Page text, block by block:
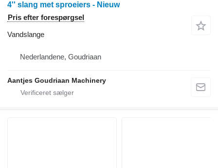
4'' slang met sproeiers - Nieuw
Pris efter forespørgsel
Vandslange
Nederlandene, Goudriaan
Aantjes Goudriaan Machinery